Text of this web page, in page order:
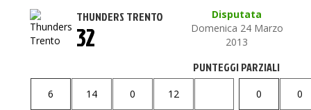
THUNDERS TRENTO
Disputata
Domenica 24 Marzo
2013
32
PUNTEGGI PARZIALI
6 14 0
12
0
0